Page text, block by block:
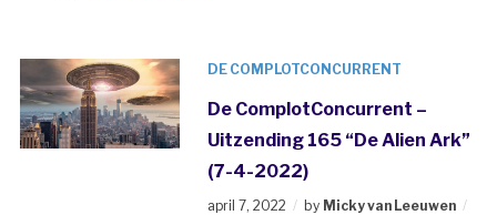
DE COMPLOTCONCURRENT
De ComplotConcurrent –
Uitzending 165 “De Alien Ark”
(7-4-2022)
april 7, 2022 by Micky van Leeuwen